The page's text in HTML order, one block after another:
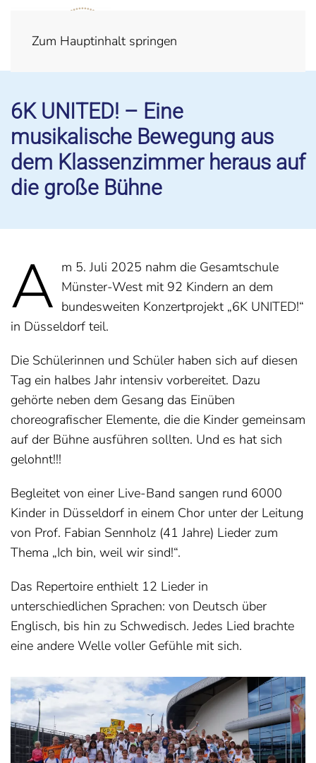
Zum Hauptinhalt springen
6K UNITED! – Eine
musikalische Bewegung aus
dem Klassenzimmer heraus auf
die große Bühne
A m 5. Juli 2025 nahm die Gesamtschule
Münster-West mit 92 Kindern an dem
bundesweiten Konzertprojekt „6K UNITED!“
in Düsseldorf teil.
Die Schülerinnen und Schüler haben sich auf diesen
Tag ein halbes Jahr intensiv vorbereitet. Dazu
gehörte neben dem Gesang das Einüben
choreografischer Elemente, die die Kinder gemeinsam
auf der Bühne ausführen sollten. Und es hat sich
gelohnt!!!
Begleitet von einer Live-Band sangen rund 6000
Kinder in Düsseldorf in einem Chor unter der Leitung
von Prof. Fabian Sennholz (41 Jahre) Lieder zum
Thema „Ich bin, weil wir sind!“.
Das Repertoire enthielt 12 Lieder in
unterschiedlichen Sprachen: von Deutsch über
Englisch, bis hin zu Schwedisch. Jedes Lied brachte
eine andere Welle voller Gefühle mit sich.